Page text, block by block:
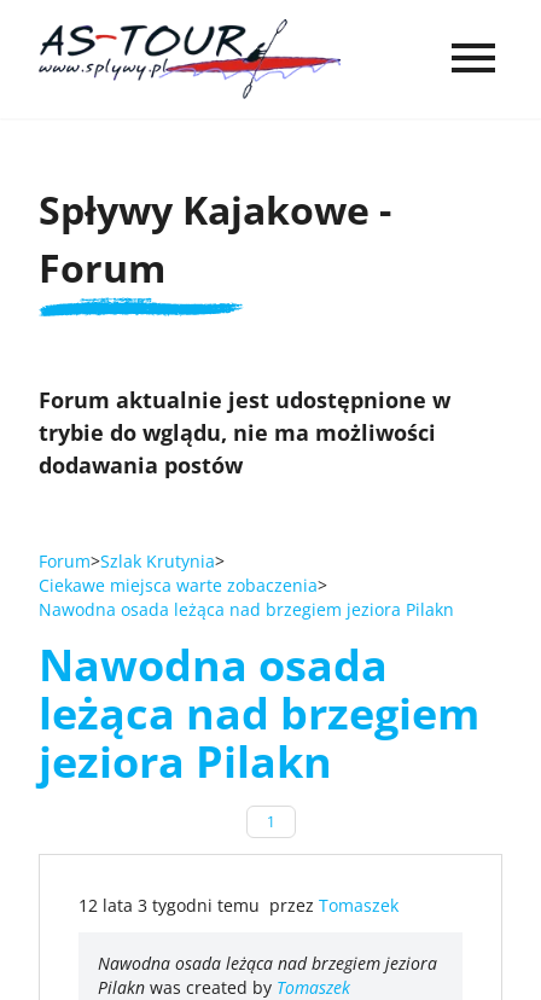
Spływy Kajakowe -
Forum
Forum aktualnie jest udostępnione w
trybie do wglądu, nie ma możliwości
dodawania postów
Forum Szlak Krutynia
Ciekawe miejsca warte zobaczenia
Nawodna osada leżąca nad brzegiem jeziora Pilakn
Nawodna osada
leżąca nad brzegiem
jeziora Pilakn
1
12 lata 3 tygodni temu przez Tomaszek
Nawodna osada leżąca nad brzegiem jeziora
Pilakn was created by Tomaszek